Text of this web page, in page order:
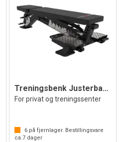
Treningsbenk Justerbar GS
For privat og treningssenter
6på fjernlager. Bestillingsvare
ca.7dager